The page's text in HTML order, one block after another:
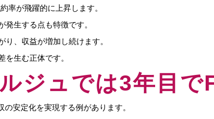
率が飛躍的に上昇します。
生する点も特徴です。
、収益が増加し続けます。
を生む正体です。
ジュでは3年目で
安定化を実現する例があります。